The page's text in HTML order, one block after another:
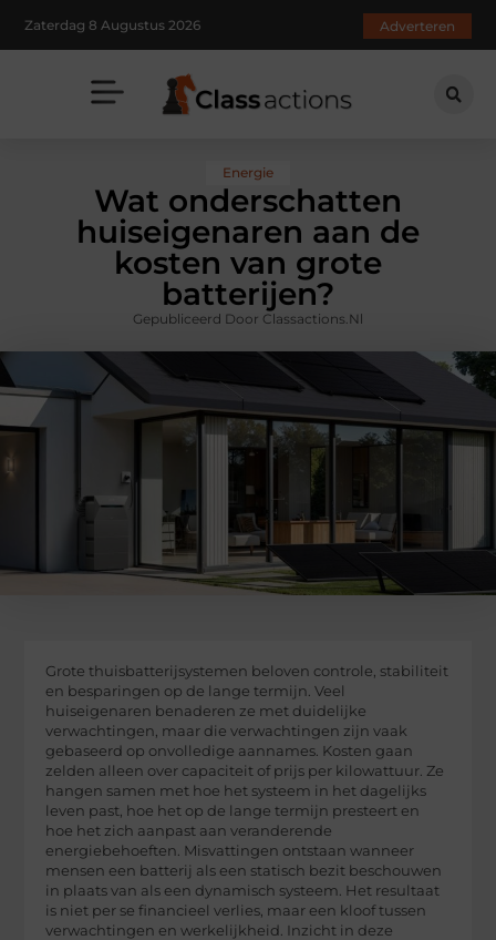
Zaterdag 8 Augustus 2026 Adverteren
Energie
Wat onderschatten
huiseigenaren aan de
kosten van grote
batterijen?
Gepubliceerd Door Classactions.nl
Grote thuisbatterijsystemen beloven controle, stabiliteit
en besparingen op de lange termijn. Veel
huiseigenaren benaderen ze met duidelijke
verwachtingen, maar die verwachtingen zijn vaak
gebaseerd op onvolledige aannames. Kosten gaan
zelden alleen over capaciteit of prijs per kilowattuur. Ze
hangen samen met hoe het systeem in het dagelijks
leven past, hoe het op de lange termijn presteert en
hoe het zich aanpast aan veranderende
energiebehoeften. Misvattingen ontstaan wanneer
mensen een batterij als een statisch bezit beschouwen
in plaats van als een dynamisch systeem. Het resultaat
is niet per se financieel verlies, maar een kloof tussen
verwachtingen en werkelijkheid. Inzicht in deze